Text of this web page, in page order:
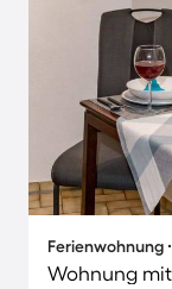
Ferienwohnung
Wohnung